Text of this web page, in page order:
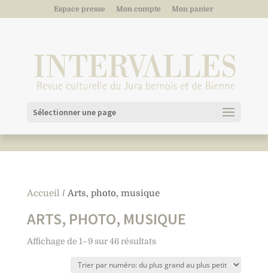
Espace presse Mon compte Mon panier
Sélectionner une page
Accueil/ Arts, photo, musique
ARTS, PHOTO, MUSIQUE
Affichage de 1–9 sur 46 résultats